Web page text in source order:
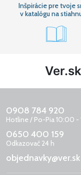
Inšpirácie pre tvoje
v katalógu na
Ver.sk
0908 784 920
Hotline / Po-Pia 10:00 -
0650 400 159
Odkazovač 24 h
objednavky@ver.sk